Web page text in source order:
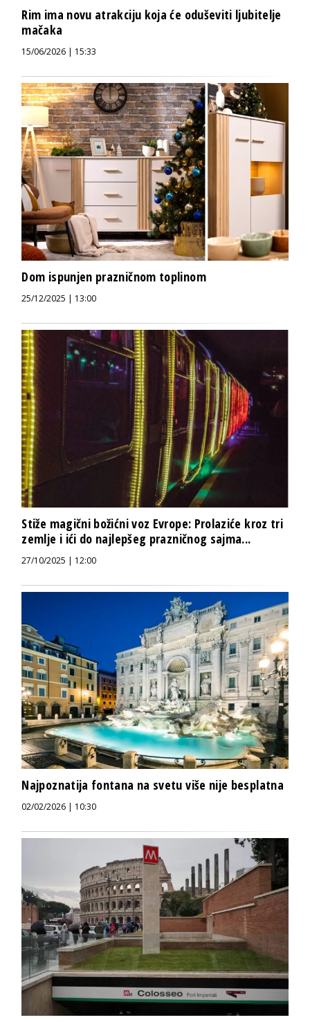
Rim ima novu atrakciju koja će oduševiti ljubitelje
mačaka
15/06/2026 | 15:33
Dom ispunjen prazničnom toplinom
25/12/2025 | 13:00
Stiže magični božićni voz Evrope: Prolaziće kroz tri
zemlje i ići do najlepšeg prazničnog sajma...
27/10/2025 | 12:00
Najpoznatija fontana na svetu više nije besplatna
02/02/2026 | 10:30